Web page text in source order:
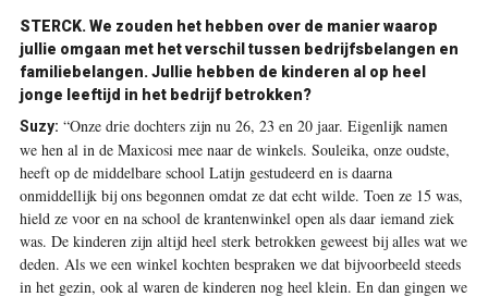
STERCK. We zouden het hebben over de manier waarop
jullie omgaan met het verschil tussen bedrijfsbelangen en
familiebelangen. Jullie hebben de kinderen al op heel
jonge leeftijd in het bedrijf betrokken?
Suzy: “Onze drie dochters zijn nu 26, 23 en 20 jaar. Eigenlijk namen
we hen al in de Maxicosi mee naar de winkels. Souleika, onze oudste,
heeft op de middel­bare school Latijn gestudeerd en is daarna
onmiddellijk bij ons begonnen omdat ze dat echt wilde. Toen ze 15 was,
hield ze voor en na school de krantenwinkel open als daar iemand ziek
was. De kinderen zijn altijd heel sterk betrokken geweest bij alles wat we
deden. Als we een winkel kochten bespraken we dat bijvoorbeeld steeds
in het gezin, ook al waren de kinderen nog heel klein. En dan gingen we